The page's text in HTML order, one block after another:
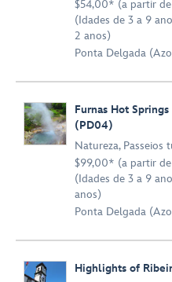
$54,00* (a partir
(Idades de 3 a 9
2 anos)
Ponta Delgada
Furnas Hot
(PD04)
Natureza, Passeios
$99,00* (a partir
(Idades de 3 a 9
anos)
Ponta Delgada
Highlights of